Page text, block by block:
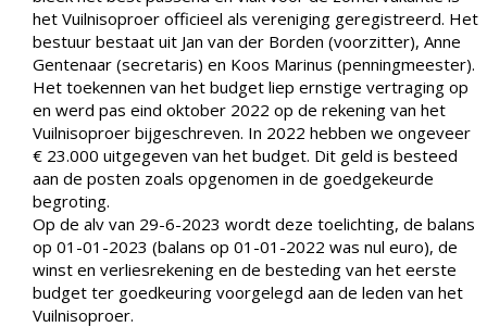
het Vuilnisoproer officieel als vereniging geregistreerd. Het
bestuur bestaat uit Jan van der Borden (voorzitter), Anne
Gentenaar (secretaris) en Koos Marinus (penningmeester).
Het toekennen van het budget liep ernstige vertraging op
en werd pas eind oktober 2022 op de rekening van het
Vuilnisoproer bijgeschreven. In 2022 hebben we ongeveer
€ 23.000 uitgegeven van het budget. Dit geld is besteed
aan de posten zoals opgenomen in de goedgekeurde
begroting.
Op de alv van 29-6-2023 wordt deze toelichting, de balans
op 01-01-2023 (balans op 01-01-2022 was nul euro), de
winst en verliesrekening en de besteding van het eerste
budget ter goedkeuring voorgelegd aan de leden van het
Vuilnisoproer.